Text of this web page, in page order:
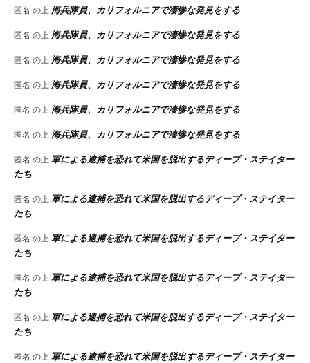
匿名 の上 海兵隊員、カリフォルニアで凄惨な発見をする
匿名 の上 海兵隊員、カリフォルニアで凄惨な発見をする
匿名 の上 海兵隊員、カリフォルニアで凄惨な発見をする
匿名 の上 海兵隊員、カリフォルニアで凄惨な発見をする
匿名 の上 海兵隊員、カリフォルニアで凄惨な発見をする
匿名 の上 海兵隊員、カリフォルニアで凄惨な発見をする
匿名 の上 軍による逮捕を恐れて米国を脱出するディープ・ステイター
たち
匿名 の上 軍による逮捕を恐れて米国を脱出するディープ・ステイター
たち
匿名 の上 軍による逮捕を恐れて米国を脱出するディープ・ステイター
たち
匿名 の上 軍による逮捕を恐れて米国を脱出するディープ・ステイター
たち
匿名 の上 軍による逮捕を恐れて米国を脱出するディープ・ステイター
たち
匿名 の上 軍による逮捕を恐れて米国を脱出するディープ・ステイター